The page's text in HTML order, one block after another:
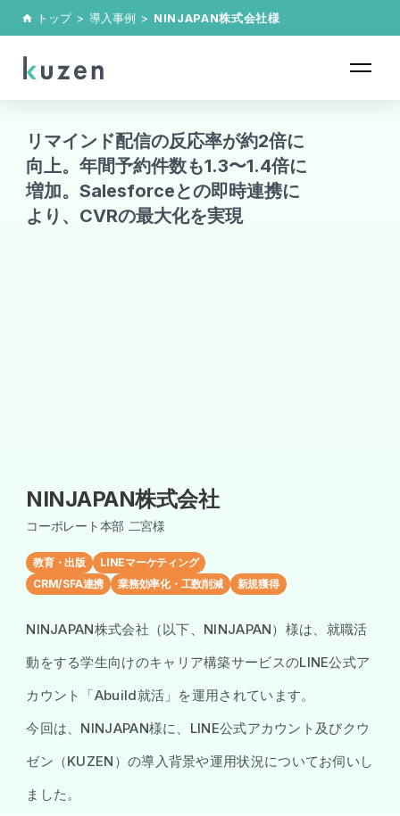
home トップ > 導入事例 > NINJAPAN株式会社様
リマインド配信の反応率が約2倍に
向上。年間予約件数も1.3〜1.4倍に
増加。Salesforceとの即時連携に
より、CVRの最大化を実現
NINJAPAN株式会社
コーポレート本部 二宮様
教育・出版
LINEマーケティング
CRM/SFA連携
業務効率化・工数削減 新規獲得
NINJAPAN株式会社（以下、NINJAPAN）様は、就職活
動をする学生向けのキャリア構築サービスのLINE公式ア
カウント「Abuild就活」を運用されています。
今回は、NINJAPAN様に、LINE公式アカウント及びクウ
ゼン（KUZEN）の導入背景や運用状況についてお伺いし
ました。